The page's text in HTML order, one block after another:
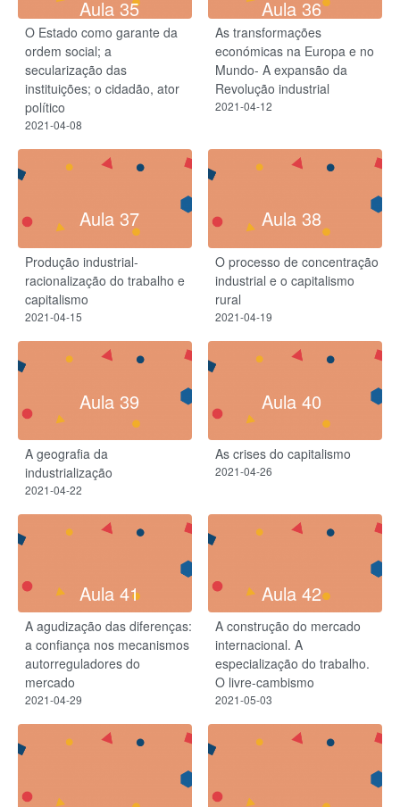
Aula 35
O Estado como garante da
ordem social; a
secularização das
instituições; o cidadão, ator
político
2021-04-08
Aula 36
As transformações
económicas na Europa e no
Mundo- A expansão da
Revolução industrial
2021-04-12
Aula 37
Produção industrial-
racionalização do trabalho e
capitalismo
2021-04-15
Aula 38
O processo de concentração
industrial e o capitalismo
rural
2021-04-19
Aula 39
A geografia da
industrialização
2021-04-22
Aula 40
As crises do capitalismo
2021-04-26
Aula 41
A agudização das diferenças:
a confiança nos mecanismos
autorreguladores do
mercado
2021-04-29
Aula 42
A construção do mercado
internacional. A
especialização do trabalho.
O livre-cambismo
2021-05-03